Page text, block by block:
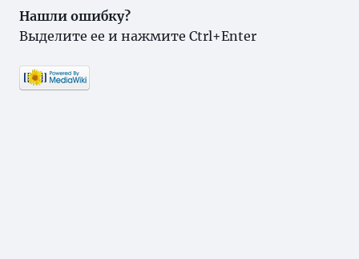
Нашли ошибку?
Выделите ее и нажмите Ctrl+Enter